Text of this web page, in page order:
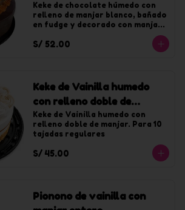
Keke de chocolate húmedo con
relleno de manjar blanco, bañado
en fudge y decorado con manjar.
S/ 52.00
Keke de Vainilla humedo
con relleno doble de
manjar chico
Keke de Vainilla humedo con
relleno doble de manjar. Para 10
tajadas regulares
S/ 45.00
Pionono de vainilla con